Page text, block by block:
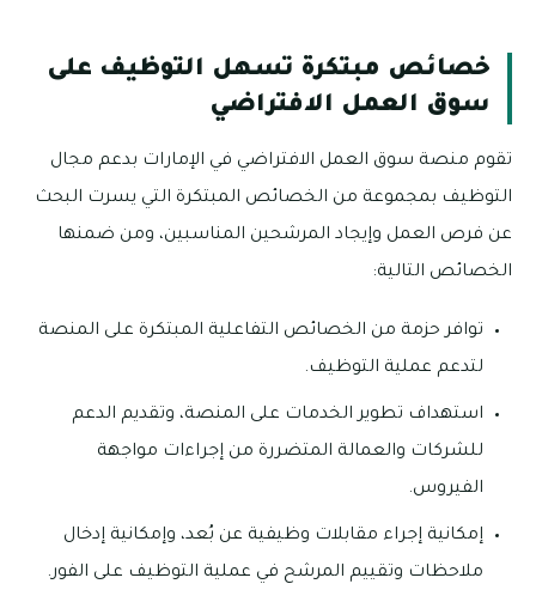
خصائص مبتكرة تسهل التوظيف على
سوق العمل الافتراضي
تقوم منصة سوق العمل الافتراضي في الإمارات بدعم مجال
التوظيف بمجموعة من الخصائص المبتكرة التي يسرت البحث
عن فرص العمل وإيجاد المرشحين المناسبين، ومن ضمنها
الخصائص التالية:
توافر حزمة من الخصائص التفاعلية المبتكرة على المنصة
لتدعم عملية التوظيف.
استهداف تطوير الخدمات على المنصة، وتقديم الدعم
للشركات والعمالة المتضررة من إجراءات مواجهة
الفيروس.
إمكانية إجراء مقابلات وظيفية عن بُعد، وإمكانية إدخال
ملاحظات وتقييم المرشح في عملية التوظيف على الفور.